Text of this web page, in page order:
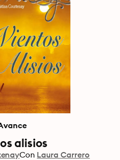
alisios
Con Laura Carrero